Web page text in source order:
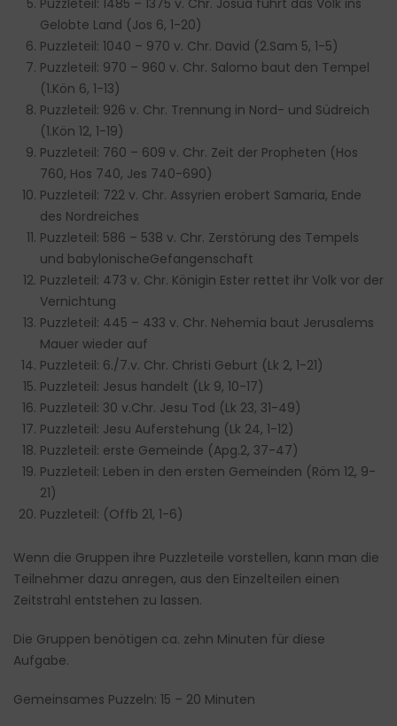
Puzzleteil: 1485 – 1375 v. Chr. Josua führt das Volk ins
Gelobte Land (Jos 6, 1-20)
Puzzleteil: 1040 – 970 v. Chr. David (2.Sam 5, 1-5)
Puzzleteil: 970 – 960 v. Chr. Salomo baut den Tempel
(1.Kön 6, 1-13)
Puzzleteil: 926 v. Chr. Trennung in Nord- und Südreich
(1.Kön 12, 1-19)
Puzzleteil: 760 – 609 v. Chr. Zeit der Propheten (Hos
760, Hos 740, Jes 740-690)
Puzzleteil: 722 v. Chr. Assyrien erobert Samaria, Ende
des Nordreiches
Puzzleteil: 586 – 538 v. Chr. Zerstörung des Tempels
und babylonischeGefangenschaft
Puzzleteil: 473 v. Chr. Königin Ester rettet ihr Volk vor der
Vernichtung
Puzzleteil: 445 – 433 v. Chr. Nehemia baut Jerusalems
Mauer wieder auf
Puzzleteil: 6./7.v. Chr. Christi Geburt (Lk 2, 1-21)
Puzzleteil: Jesus handelt (Lk 9, 10-17)
Puzzleteil: 30 v.Chr. Jesu Tod (Lk 23, 31-49)
Puzzleteil: Jesu Auferstehung (Lk 24, 1-12)
Puzzleteil: erste Gemeinde (Apg.2, 37-47)
Puzzleteil: Leben in den ersten Gemeinden (Röm 12, 9-
21)
Puzzleteil: (Offb 21, 1-6)
Wenn die Gruppen ihre Puzzleteile vorstellen, kann man die
Teilnehmer dazu anregen, aus den Einzelteilen einen
Zeitstrahl entstehen zu lassen.
Die Gruppen benötigen ca. zehn Minuten für diese
Aufgabe.
Gemeinsames Puzzeln: 15 – 20 Minuten